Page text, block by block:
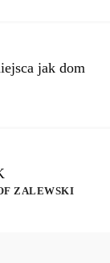
jak dom
ZALEWSKI